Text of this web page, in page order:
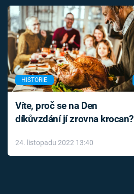
HISTORIE
Víte, proč se na Den
díkůvzdání jí zrovna krocan?
24. listopadu 2022 13:40